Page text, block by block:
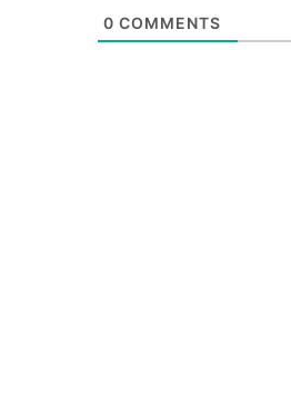
0 COMMENTS